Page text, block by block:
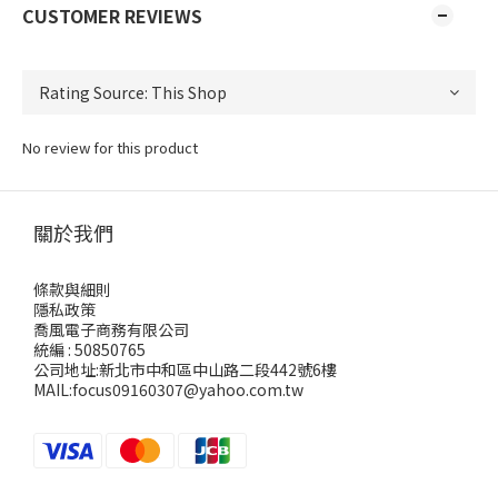
CUSTOMER REVIEWS
No review for this product
關於我們
條款與細則
隱私政策
喬風電子商務有限公司
統編 : 50850765
公司地址:新北市中和區中山路二段442號6樓
MAIL:focus09160307@yahoo.com.tw